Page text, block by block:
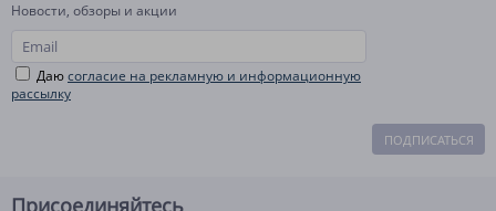
Новости, обзоры и акции
Даюсогласие на рекламную и информационную
рассылку
ПОДПИСАТЬСЯ
Присоединяйтесь